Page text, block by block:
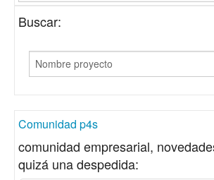
PROYECTOS
NETWORKING
Buscar:
Comunidad p4s
comunidad empresarial,
quizá una despedida: